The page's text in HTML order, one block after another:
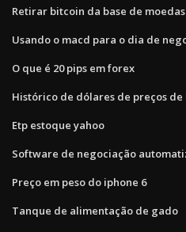
Retirar bitcoin da base de
Usando o macd para o dia de
O que é 20 pips em forex
Histórico de dólares de preços de
Etp estoque yahoo
Software de negociação
Preço em peso do iphone 6
Tanque de alimentação de gado